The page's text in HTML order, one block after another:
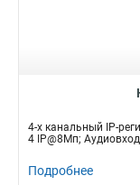
4-х канальный IP-
4 IP@8Мп;
Подробнее